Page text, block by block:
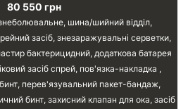
80 550 грн
шина/шийний відділ,
засіб, знезаражувальні серветки,
бактерицидний, додаткова батарея
засіб спрей, пов'язка-накладка ,
перев'язувальний пакет-бандаж,
бинт, захисний клапан для ока, засіб